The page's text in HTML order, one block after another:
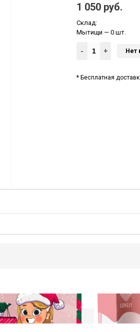
1 050 руб.
Склад:
Мытищи — 0 шт.
- + Нет
* Бесплатная